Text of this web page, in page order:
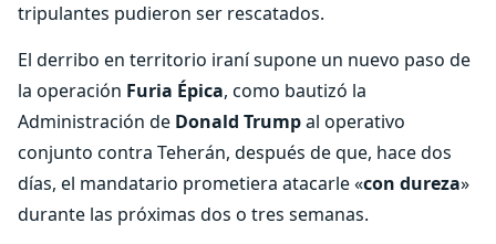
tripulantes pudieron ser rescatados.
El derribo en territorio iraní supone un nuevo paso de
la operación Furia Épica, como bautizó la
Administración de Donald Trumpal operativo
conjunto contra Teherán, después de que, hace dos
días, el mandatario prometiera atacarle «con dureza»
durante las próximas dos o tres semanas.